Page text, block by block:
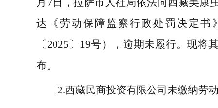
达《劳动保障监察行政处罚决定书
〔 2025 〕 19号），逾期未履行。现将
布。
2.西藏民商投资有限公司未缴纳劳